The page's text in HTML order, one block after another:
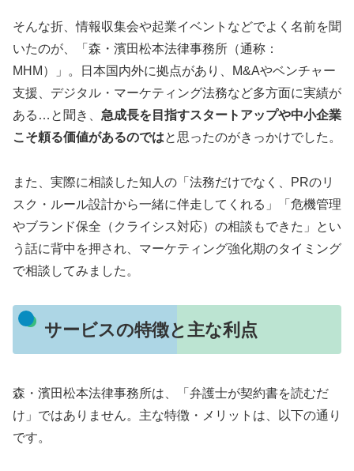
そんな折、情報収集会や起業イベントなどでよく名前を聞
いたのが、「森・濱田松本法律事務所（通称：
MHM）」。日本国内外に拠点があり、M&Aやベンチャー
支援、デジタル・マーケティング法務など多方面に実績が
ある…と聞き、 急成長を目指すスタートアップや中小企業
こそ頼る価値があるのではと思ったのがきっかけでした。
また、実際に相談した知人の「法務だけでなく、PRのリ
スク・ルール設計から一緒に伴走してくれる」「危機管理
やブランド保全（クライシス対応）の相談もできた」とい
う話に背中を押され、マーケティング強化期のタイミング
で相談してみました。
サービスの特徴と主な利点
森・濱田松本法律事務所は、「弁護士が契約書を読むだ
け」ではありません。主な特徴・メリットは、以下の通り
です。